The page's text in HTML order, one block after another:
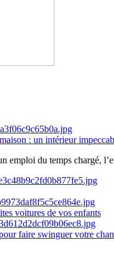
: un intérieur
emploi du temps chargé,
voitures de vos enfants
faire swinguer votre